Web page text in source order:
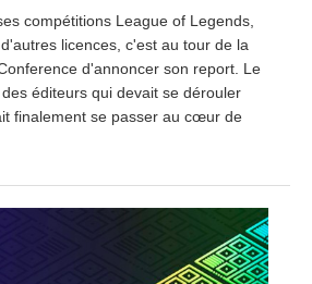
compétitions League of Legends,
licences, c'est au tour de la
d'annoncer son report. Le
éditeurs qui devait se dérouler
finalement se passer au cœur de